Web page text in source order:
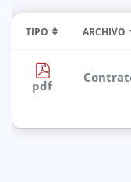
TIPO ARCHIVO
pdf